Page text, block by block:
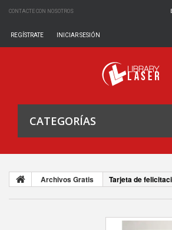
CONTACTE CON NOSOTROS
INICIAR SESIÓN
REGÍSTRATE
CATEGORÍAS
Archivos Gratis Tarjeta de